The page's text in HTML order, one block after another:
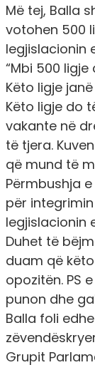
Më tej, Balla
votohen 500
legjislacionin
“Mbi 500
Këto ligje
Këto ligje do
vakante në
të tjera.
që mund të
Përmbushja
për
legjislacionin
Duhet të
duam që
opozitën. PS
punon dhe
Balla foli
Grupit